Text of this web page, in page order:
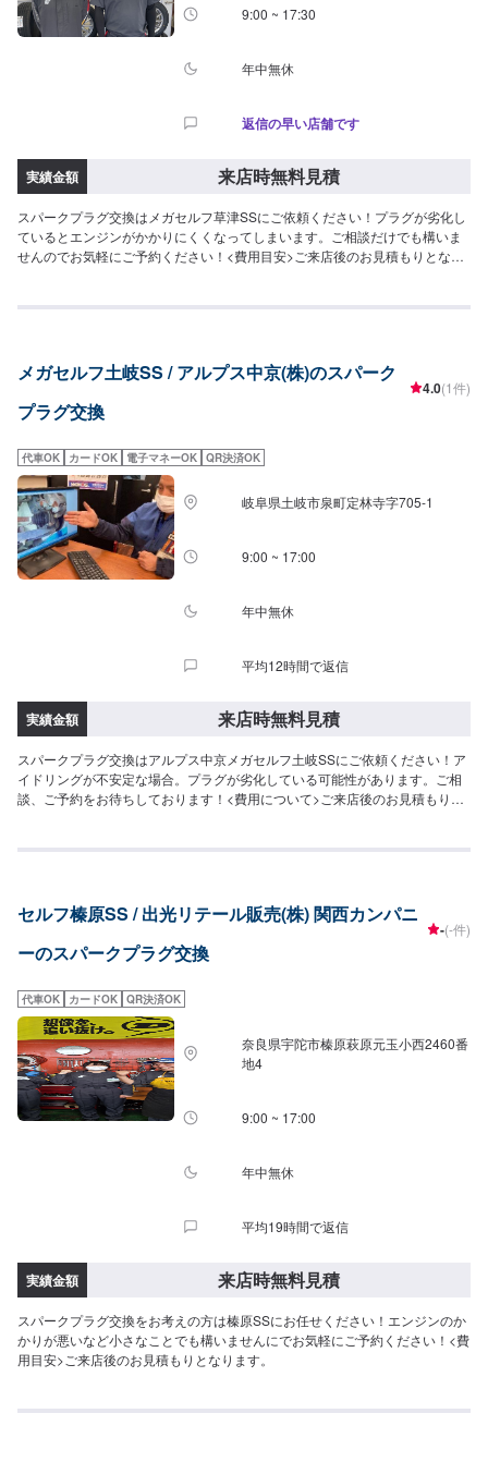
9:00 ~ 17:30
年中無休
返信の早い店舗です
実績金額 来店時無料見積
スパークプラグ交換はメガセルフ草津SSにご依頼ください！プラグが劣化し
ているとエンジンがかかりにくくなってしまいます。ご相談だけでも構いま
せんのでお気軽にご予約ください！<費用目安>ご来店後のお見積もりとなり
メガセルフ土岐SS / アルプス中京(株)のスパーク
プラグ交換
4.0(1件)
代車OK カードOK 電子マネーOK QR決済OK
岐阜県土岐市泉町定林寺字705-1
9:00 ~ 17:00
年中無休
平均12時間で返信
実績金額 来店時無料見積
スパークプラグ交換はアルプス中京メガセルフ土岐SSにご依頼ください！ア
イドリングが不安定な場合。プラグが劣化している可能性があります。ご相
談、ご予約をお待ちしております！<費用について>ご来店後のお見積もりと
セルフ榛原SS / 出光リテール販売(株) 関西カンパニ
ーのスパークプラグ交換
-(-件)
代車OK カードOK QR決済OK
奈良県宇陀市榛原萩原元玉小西2460番
地4
9:00 ~ 17:00
年中無休
平均19時間で返信
実績金額 来店時無料見積
スパークプラグ交換をお考えの方は榛原SSにお任せください！エンジンのか
かりが悪いなど小さなことでも構いませんにでお気軽にご予約ください！<費
用目安>ご来店後のお見積もりとなります。